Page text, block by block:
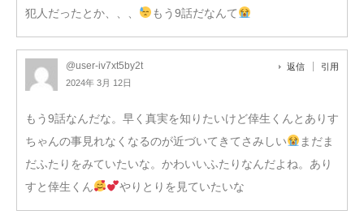
犯人だったとか、、、
もう9話だなんて
@user-iv7xt5by2t
2024年 3月 12日
返信 引用
もう9話なんだな。早く真実を知りたいけど倖生くんとありす
ちゃんの事見れなくなるのが近づいてきてさみしい
まだま
だふたりをみていたいな。かわいいふたりなんだよね。あり
すと倖生くん
やりとりを見ていたいな